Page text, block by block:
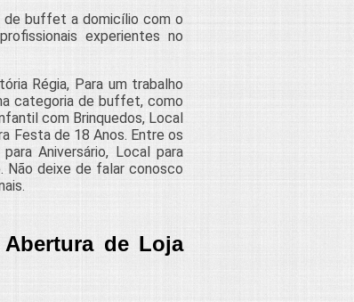
de buffet a domicílio com o
experientes no
Régia, Para um trabalho
categoria de buffet, como
com Brinquedos, Local
Festa de 18 Anos. Entre os
Aniversário, Local para
Não deixe de falar conosco
de Loja